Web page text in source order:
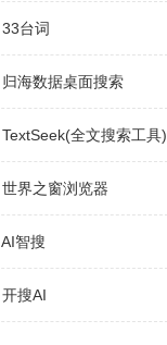
33台词
归海数据桌面搜索
TextSeek(全文搜索工具)
世界之窗浏览器
AI智搜
开搜AI